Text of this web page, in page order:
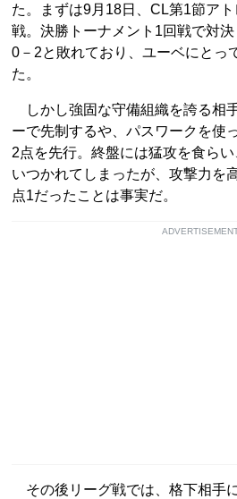
た。まずは9月18日、CL第1節ア
戦。決勝トーナメント1回戦で対
0－2と敗れており、ユーベにとっ
た。
しかし強固な守備組織を誇る相
ーで先制するや、パスワークを使
2点を先行。終盤には猛攻を食ら
いつかれてしまったが、攻撃力を
点1だったことは事実だ。
その後リーグ戦では、格下相手